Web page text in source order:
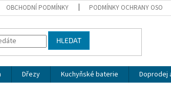
OBCHODNÍ PODMÍNKY PODMÍNKY OCHRANY
HLEDAT
Dřezy Kuchyňské baterie Doprodej